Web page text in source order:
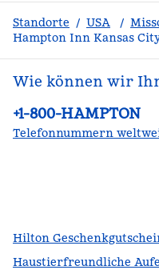
Standorte / USA /
Hampton Inn Kansas
Wie können wir
Telefon:
+1-800-HAMPTON
Telefonnummern
Hilton
Haustierfreundliche